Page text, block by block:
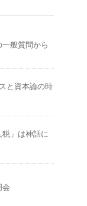
般質問から
と資本論の時
税」は神話に
会